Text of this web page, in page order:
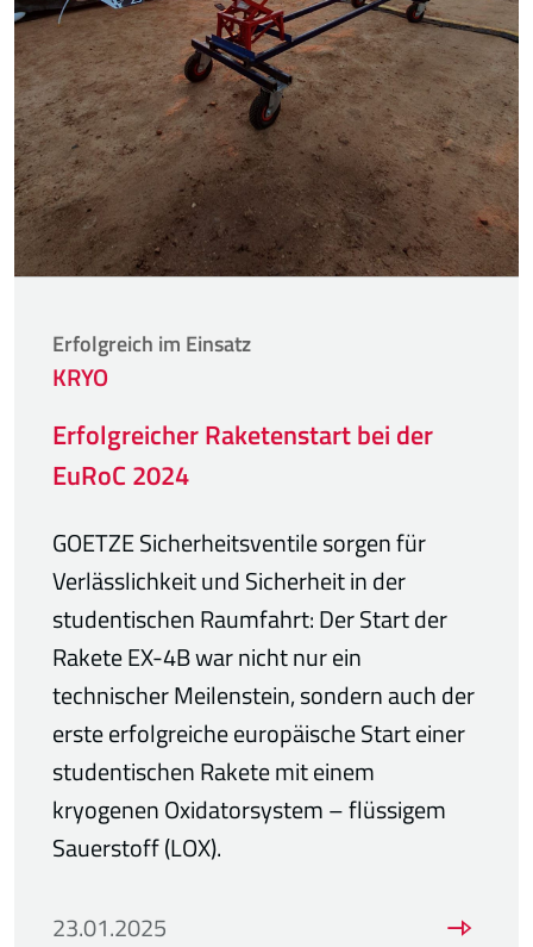
Erfolgreich im Einsatz
KRYO
Erfolgreicher Raketenstart bei der
EuRoC 2024
GOETZE Sicherheitsventile sorgen für
Verlässlichkeit und Sicherheit in der
studentischen Raumfahrt: Der Start der
Rakete EX-4B war nicht nur ein
technischer Meilenstein, sondern auch der
erste erfolgreiche europäische Start einer
studentischen Rakete mit einem
kryogenen Oxidatorsystem – flüssigem
Sauerstoff (LOX).
23.01.2025